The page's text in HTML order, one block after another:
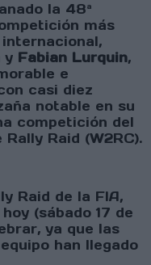
la 48ª
más
y Fabian Lurquin,
e
casi diez
notable en su
competición del
Raid (W2RC).
Raid de la FIA,
(sábado 17 de
ya que las
han llegado